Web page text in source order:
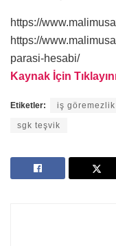
https://
https://
parasi-hesabi/
Kaynak İçin
Etiketler: iş göremezlik
sgk teşvik